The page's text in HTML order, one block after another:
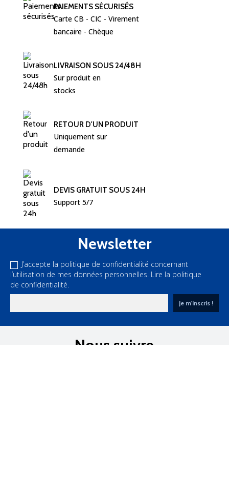
PAIEMENTS SÉCURISÉS
Carte CB - CIC - Virement
bancaire - Chèque
LIVRAISON SOUS 24/48H
Sur produit en
stocks
RETOUR D'UN PRODUIT
Uniquement sur
demande
DEVIS GRATUIT SOUS 24H
Support 5/7
Newsletter
J’accepte la politique de confidentialité concernant
l’utilisation de mes données personnelles. Lire la politique
de confidentialité.
Nous suivre